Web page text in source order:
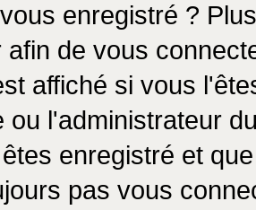
enregistré ?
afin de vous
affiché si vous
ou l'administrateur
enregistré et
pas vous